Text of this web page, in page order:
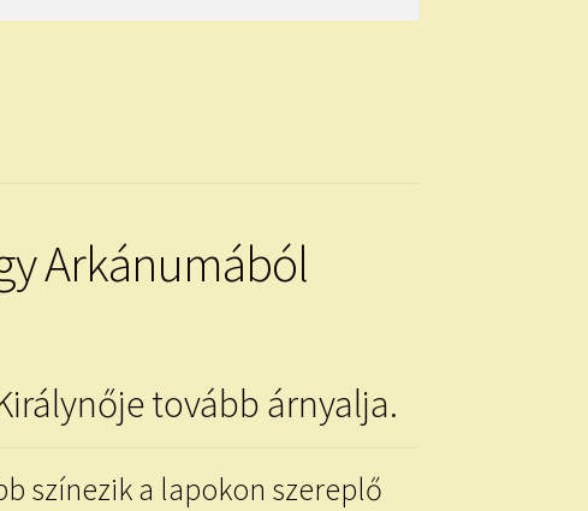
Arkánumából
tovább árnyalja.
színezik a lapokon szereplő